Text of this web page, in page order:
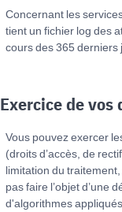
Concernant les
tient un fichier log des
cours des 365 derniers
Exercice de vos
Vous pouvez exercer
(droits d’accès, de
limitation du
pas faire l’objet d’une
d'algorithmes